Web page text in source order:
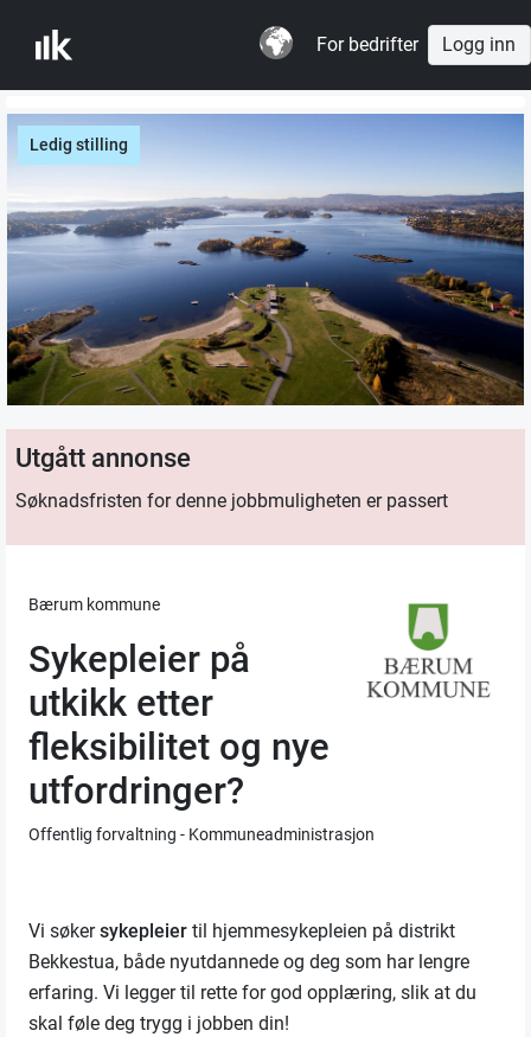
For bedrifter Logg inn
Ledig stilling
Utgått annonse
Søknadsfristen for denne jobbmuligheten er passert
Bærum kommune
Sykepleier på
utkikk etter
fleksibilitet og nye
utfordringer?
Offentlig forvaltning - Kommuneadministrasjon
Vi søkersykepleiertil hjemmesykepleien på distrikt
Bekkestua, både nyutdannede og deg som har lengre
erfaring. Vi legger til rette for god opplæring, slik at du
skal føle deg trygg i jobben din!